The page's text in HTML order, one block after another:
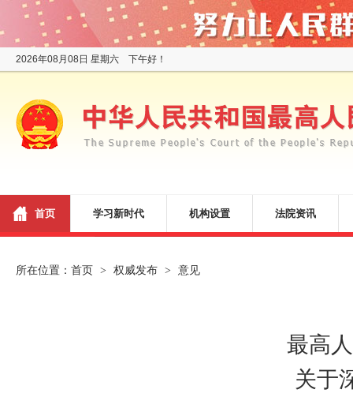
2026年08月08日 星期六 下午好！
首页 学习新时代 机构设置 法院资讯
所在位置： 首页 > 权威发布 > 意见
最高
关于